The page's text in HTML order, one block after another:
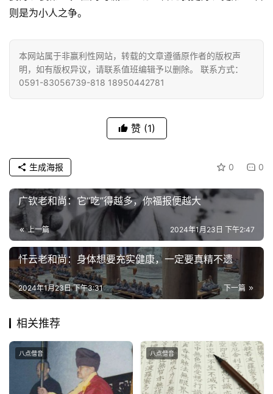
提
题
佛
教
人
物
寺
院
巡
礼
视
频
登录 注册
则是为小人之争。
本网站属于非赢利性网站，转载的文章遵循原作者的版权声
明，如有版权异议，请联系值班编辑予以删除。 联系方式：
0591-83056739-818 18950442781
赞 (1)
0 0
生成海报
广钦老和尚：它“吃”得越多，你福报便越大
上一篇 2024年1月23日 下午2:47
忏云老和尚：身体想要充实健康，一定要真精不遗
下一篇
2024年1月23日 下午3:31
相关推荐
八点僧音 八点僧音